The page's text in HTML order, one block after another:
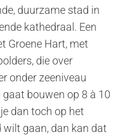
duurzame stad in
kathedraal. Een
Groene Hart, met
die over
onder zeeniveau
gaat bouwen op 8 à 10
dan toch op het
gaan, dan kan dat